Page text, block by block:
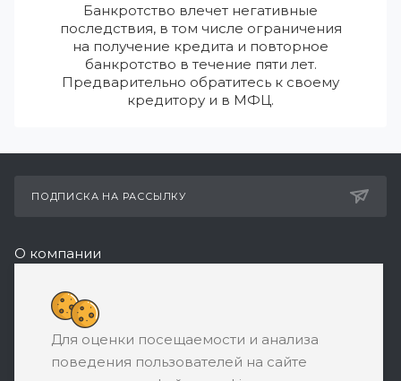
Банкротство влечет негативные
последствия, в том числе ограничения
на получение кредита и повторное
банкротство в течение пяти лет.
Предварительно обратитесь к своему
кредитору и в МФЦ.
ПОДПИСКА НА РАССЫЛКУ
О компании
Реквизиты
8 (800) 550-08-77
ЗАКАЗАТЬ ЗВОНОК
Для оценки посещаемости и анализа
поведения пользователей на сайте